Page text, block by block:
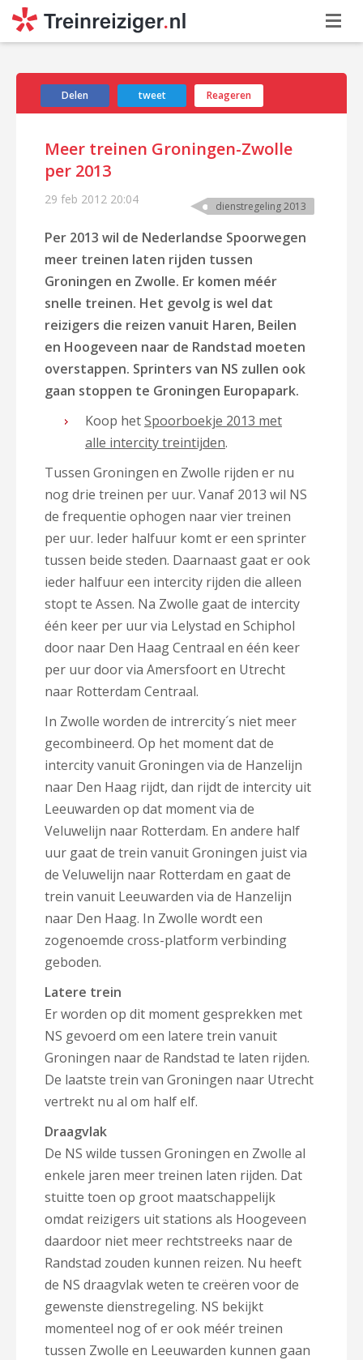
Delen tweet Reageren
Meer treinen Groningen-Zwolle
per 2013
29 feb 2012 20:04 dienstregeling 2013
Per 2013 wil de Nederlandse Spoorwegen
meer treinen laten rijden tussen
Groningen en Zwolle. Er komen méér
snelle treinen. Het gevolg is wel dat
reizigers die reizen vanuit Haren, Beilen
en Hoogeveen naar de Randstad moeten
overstappen. Sprinters van NS zullen ook
gaan stoppen te Groningen Europapark.
Koop hetSpoorboekje 2013 met
alle intercity treintijden.
Tussen Groningen en Zwolle rijden er nu
nog drie treinen per uur. Vanaf 2013 wil NS
de frequentie ophogen naar vier treinen
per uur. Ieder halfuur komt er een sprinter
tussen beide steden. Daarnaast gaat er ook
ieder halfuur een intercity rijden die alleen
stopt te Assen. Na Zwolle gaat de intercity
één keer per uur via Lelystad en Schiphol
door naar Den Haag Centraal en één keer
per uur door via Amersfoort en Utrecht
naar Rotterdam Centraal.
In Zwolle worden de intrercity´s niet meer
gecombineerd. Op het moment dat de
intercity vanuit Groningen via de Hanzelijn
naar Den Haag rijdt, dan rijdt de intercity uit
Leeuwarden op dat moment via de
Veluwelijn naar Rotterdam. En andere half
uur gaat de trein vanuit Groningen juist via
de Veluwelijn naar Rotterdam en gaat de
trein vanuit Leeuwarden via de Hanzelijn
naar Den Haag. In Zwolle wordt een
zogenoemde cross-platform verbinding
geboden.
Latere trein
Er worden op dit moment gesprekken met
NS gevoerd om een latere trein vanuit
Groningen naar de Randstad te laten rijden.
De laatste trein van Groningen naar Utrecht
vertrekt nu al om half elf.
Draagvlak
De NS wilde tussen Groningen en Zwolle al
enkele jaren meer treinen laten rijden. Dat
stuitte toen op groot maatschappelijk
omdat reizigers uit stations als Hoogeveen
daardoor niet meer rechtstreeks naar de
Randstad zouden kunnen reizen. Nu heeft
de NS draagvlak weten te creëren voor de
gewenste dienstregeling. NS bekijkt
momenteel nog of er ook méér treinen
tussen Zwolle en Leeuwarden kunnen gaan